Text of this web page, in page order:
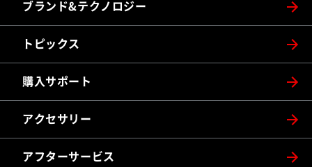
ブランド&テクノロジー
トピックス
購入サポート
アクセサリー
アフターサービス